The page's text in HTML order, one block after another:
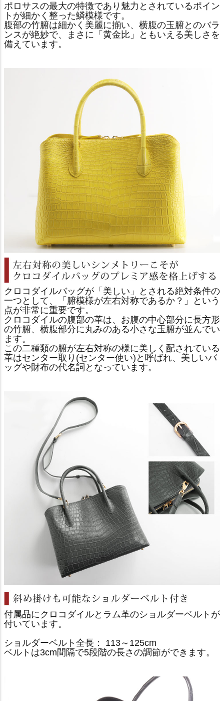
ポロサスの最大の特徴であり魅力とされているポイン
トが細かく整った鱗模様です。
腹部の竹腑は細かく美麗に揃い、横腹の玉腑とのバラ
ンスが絶妙で、まさに「黄金比」ともいえる美しさを
備えています。
クロコダイルバッグが「美しい」とされる絶対条件の
一つとして、「腑模様が左右対称であるか？」という
点が非常に重要です。
クロコダイルの腹部の革は、お腹の中心部分に長方形
の竹腑、横腹部分に丸みのある小さな玉腑が並んでい
ます。
この二種類の腑が左右対称の様に美しく配されている
革はセンター取り(センター使い)と呼ばれ、美しいバ
ッグや財布の代名詞となっています。
付属品にクロコダイルとラム革のショルダーベルトが
付いています。
ショルダーベルト全長： 113～125cm
ベルトは3cm間隔で5段階の長さの調節ができます。